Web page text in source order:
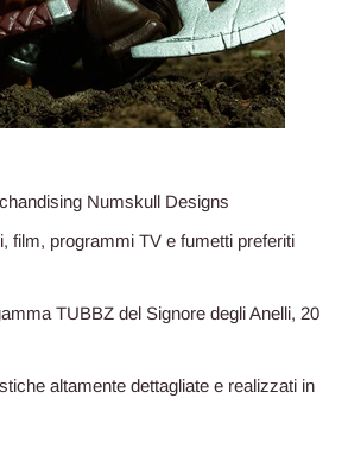
Numskull Designs
film, programmi TV e fumetti preferiti
TUBBZ del Signore degli Anelli, 20
altamente dettagliate e realizzati in